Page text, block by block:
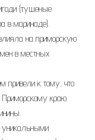
(тушеные
в маринаде).
на приморскую
в местных
привели к тому, что
Приморскому краю.
уникальными